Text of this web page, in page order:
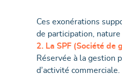
Ces exonérations
de participation,
2. La SPF (Société de
Réservée à la gestion
d’activité